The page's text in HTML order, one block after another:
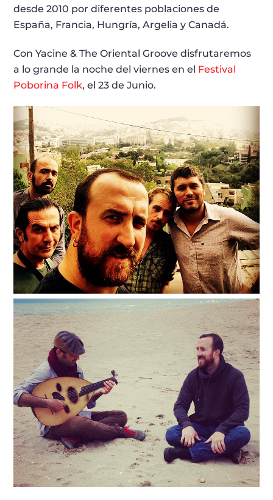
desde 2010 por diferentes poblaciones de
España, Francia, Hungría, Argelia y Canadá.
Con Yacine & The Oriental Groove disfrutaremos
a lo grande la noche del viernes en el Festival
Poborina Folk, el 23 de Junio.